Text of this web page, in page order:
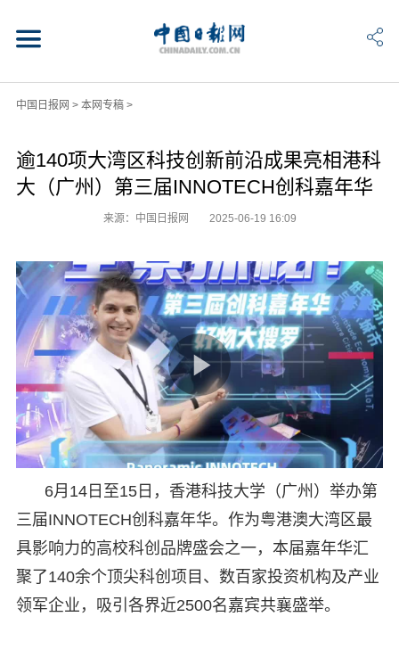
中国日报网 > 本网专稿>
逾140项大湾区科技创新前沿成果亮相港科
大（广州）第三届INNOTECH创科嘉年华
来源：中国日报网 2025-06-19 16:09
6月14日至15日，香港科技大学（广州）举办第
三届INNOTECH创科嘉年华。作为粤港澳大湾区最
具影响力的高校科创品牌盛会之一，本届嘉年华汇
聚了140余个顶尖科创项目、数百家投资机构及产业
领军企业，吸引各界近2500名嘉宾共襄盛举。